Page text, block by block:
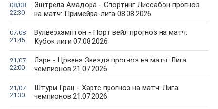
08/08
22:30
Эштрела Амадора - Спортинг Лиссабон прогноз
на матч: Примейра-лига 08.08.2026
07/08
21:45
Вулверхэмптон - Порт вейл прогноз на матч:
Кубок лиги 07.08.2026
21/07
22:00
Ларн - Црвена Звезда прогноз на матч: Лига
чемпионов 21.07.2026
21/07
21:30
Штурм Грац - Хартс прогноз на матч: Лига
чемпионов 21.07.2026